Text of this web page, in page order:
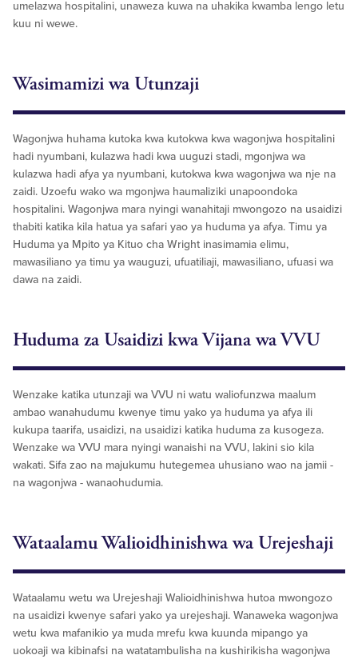
umelazwa hospitalini, unaweza kuwa na uhakika kwamba lengo letu
kuu ni wewe.
Wasimamizi wa Utunzaji
Wagonjwa huhama kutoka kwa kutokwa kwa wagonjwa hospitalini
hadi nyumbani, kulazwa hadi kwa uuguzi stadi, mgonjwa wa
kulazwa hadi afya ya nyumbani, kutokwa kwa wagonjwa wa nje na
zaidi. Uzoefu wako wa mgonjwa haumaliziki unapoondoka
hospitalini. Wagonjwa mara nyingi wanahitaji mwongozo na usaidizi
thabiti katika kila hatua ya safari yao ya huduma ya afya. Timu ya
Huduma ya Mpito ya Kituo cha Wright inasimamia elimu,
mawasiliano ya timu ya wauguzi, ufuatiliaji, mawasiliano, ufuasi wa
dawa na zaidi.
Huduma za Usaidizi kwa Vijana wa VVU
Wenzake katika utunzaji wa VVU ni watu waliofunzwa maalum
ambao wanahudumu kwenye timu yako ya huduma ya afya ili
kukupa taarifa, usaidizi, na usaidizi katika huduma za kusogeza.
Wenzake wa VVU mara nyingi wanaishi na VVU, lakini sio kila
wakati. Sifa zao na majukumu hutegemea uhusiano wao na jamii -
na wagonjwa - wanaohudumia.
Wataalamu Walioidhinishwa wa Urejeshaji
Wataalamu wetu wa Urejeshaji Walioidhinishwa hutoa mwongozo
na usaidizi kwenye safari yako ya urejeshaji. Wanaweka wagonjwa
wetu kwa mafanikio ya muda mrefu kwa kuunda mipango ya
uokoaji wa kibinafsi na watatambulisha na kushirikisha wagonjwa